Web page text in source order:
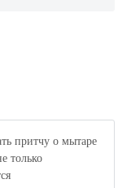
притчу о мытаре
только